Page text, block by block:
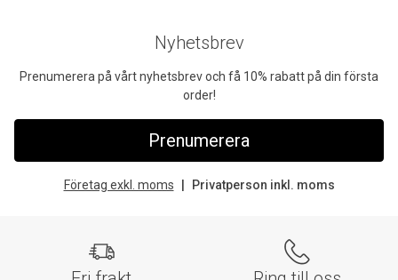
Nyhetsbrev
Prenumerera på vårt nyhetsbrev och få 10% rabatt på din första
order!
Prenumerera
Företag exkl. moms Privatperson inkl. moms